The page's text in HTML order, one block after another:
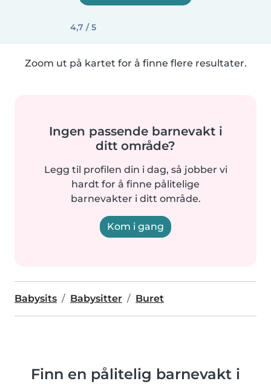
4,7 / 5
Zoom ut på kartet for å finne flere resultater.
Ingen passende barnevakt i
ditt område?
Legg til profilen din i dag, så jobber vi
hardt for å finne pålitelige
barnevakter i ditt område.
Kom i gang
Babysits Babysitter Buret
Finn en pålitelig barnevakt i